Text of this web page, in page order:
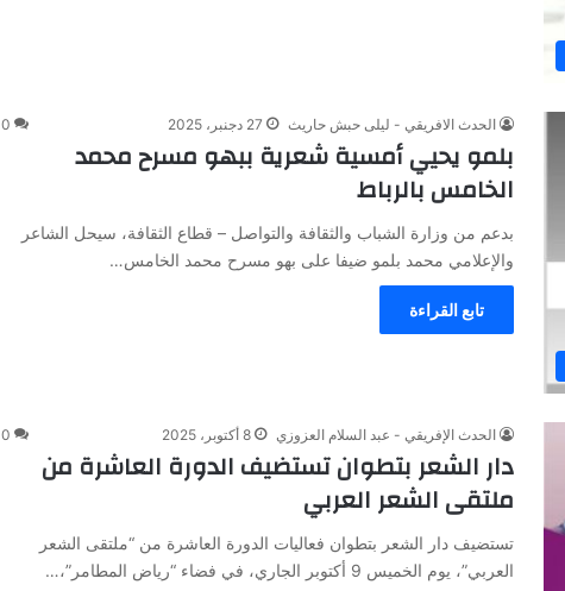
الحدث الافريقي - ليلى حبش حاريث 27 دجنبر، 2025 0
بلمو يحيي أمسية شعرية ببهو مسرح محمد
الخامس بالرباط
بدعم من وزارة الشباب والثقافة والتواصل – قطاع الثقافة، سيحل الشاعر
والإعلامي محمد بلمو ضيفا على بهو مسرح محمد الخامس…
تابع القراءة
الحدث الإفريقي - عبد السلام العزوزي 8 أكتوبر، 2025 0
دار الشعر بتطوان تستضيف الدورة العاشرة من
ملتقى الشعر العربي
تستضيف دار الشعر بتطوان فعاليات الدورة العاشرة من “ملتقى الشعر
العربي”، يوم الخميس 9 أكتوبر الجاري، في فضاء “رياض المطامر”،…